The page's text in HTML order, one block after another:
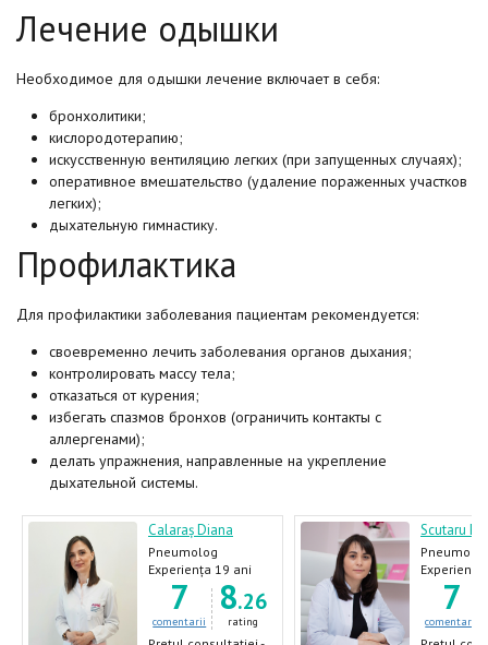
Лечение одышки
Необходимое для одышки лечение включает в себя:
бронхолитики;
кислородотерапию;
искусственную вентиляцию легких (при запущенных случаях);
оперативное вмешательство (удаление пораженных участков
легких);
дыхательную гимнастику.
Профилактика
Для профилактики заболевания пациентам рекомендуется:
своевременно лечить заболевания органов дыхания;
контролировать массу тела;
отказаться от курения;
избегать спазмов бронхов (ограничить контакты с
аллергенами);
делать упражнения, направленные на укрепление
дыхательной системы.
Calaraș Diana
Pneumolog
Experiența 19 ani
7
comentarii
8.26
rating
Scutaru
Experiența
7
comentarii